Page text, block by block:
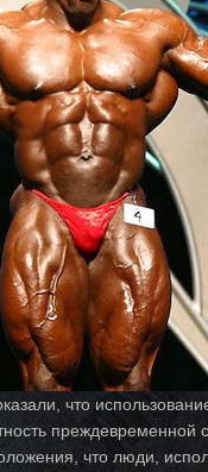
что
преждевременной
что люди,